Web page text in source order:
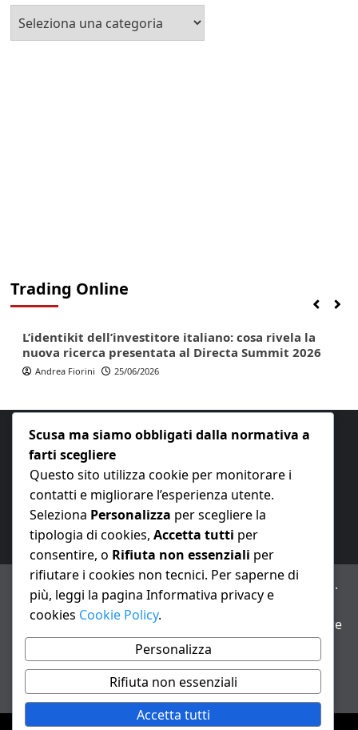
la
Trading Online
L’identikit dell’investitore italiano: cosa rivela la
nuova ricerca presentata al Directa Summit 2026
Andrea Fiorini 25/06/2026
E-mail:redazione@nuovaeconomia.it
ANNO XXIII – Testata giornalistica reg. Trib. Milano n.
487 del 20/9/2002 – Dir. resp. Andrea Fiorini
Avviso IA: alcuni articoli di questo sito possono essere
realizzati con il supporto di sistemi di intelligenza
artificiale con supervisione e verifica di un redattore
Informativa privacy e cookie
Scusa ma siamo obbligati dalla normativa a
farti scegliere
Questo sito utilizza cookie per monitorare i
contatti e migliorare l’esperienza utente.
Seleziona Personalizza per scegliere la
tipologia di cookies, Accetta tutti per
consentire, o Rifiuta non essenziali per
rifiutare i cookies non tecnici. Per saperne di
più, leggi la pagina Informativa privacy e
cookies Cookie Policy.
Personalizza
Rifiuta non essenziali
Accetta tutti